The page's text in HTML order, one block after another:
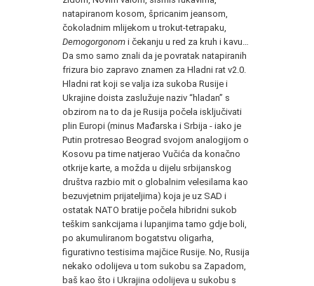
natapiranom kosom, špricanim jeansom,
čokoladnim mlijekom u trokut-tetrapaku,
Demogorgonom i čekanju u red za kruh i kavu…
Da smo samo znali da je povratak natapiranih
frizura bio zapravo znamen za Hladni rat v2.0.
Hladni rat koji se valja iza sukoba Rusije i
Ukrajine doista zaslužuje naziv “hladan” s
obzirom na to da je Rusija počela isključivati
plin Europi (minus Mađarska i Srbija - iako je
Putin protresao Beograd svojom analogijom o
Kosovu pa time natjerao Vučića da konačno
otkrije karte, a možda u dijelu srbijanskog
društva razbio mit o globalnim velesilama kao
bezuvjetnim prijateljima) koja je uz SAD i
ostatak NATO bratije počela hibridni sukob
teškim sankcijama i lupanjima tamo gdje boli,
po akumuliranom bogatstvu oligarha,
figurativno testisima majčice Rusije. No, Rusija
nekako odolijeva u tom sukobu sa Zapadom,
baš kao što i Ukrajina odolijeva u sukobu s